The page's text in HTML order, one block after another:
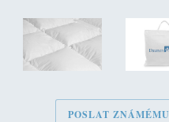
POSLAT ZNÁMÉMU